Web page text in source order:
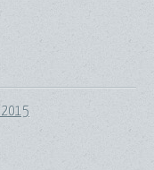
2015